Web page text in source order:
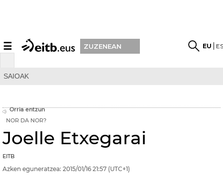
☰ ZUZENEAN EU
SAIOAK
Orria entzun
NOR DA NOR?
Joelle Etxegarai
EITB
Azken eguneratzea: 2015/01/16 21:57 (UTC+1)